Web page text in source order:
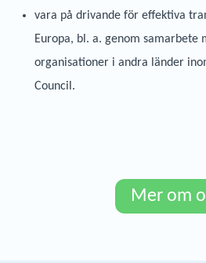
vara på drivande för effektiva
Europa, bl. a. genom samarbete
organisationer i andra länder
Council.
Mer om